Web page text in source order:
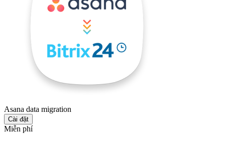
Asana data migration
Cài đặt
Miễn phí